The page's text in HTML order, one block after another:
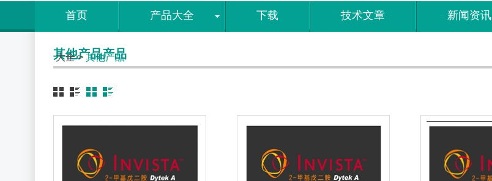
首页 产品大全 下载 技术文章 新闻资讯
大全> 其他产品
其他产品产品